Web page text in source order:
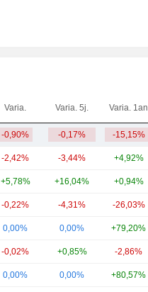
Varia. Varia. 5j. Varia. 1an
-0,90% -0,17% -15,15%
-2,42% -3,44% +4,92%
+5,78% +16,04% +0,94%
-0,22% -4,31% -26,03%
0,00% 0,00% +79,20%
-0,02% +0,85% -2,86%
0,00% 0,00% +80,57%